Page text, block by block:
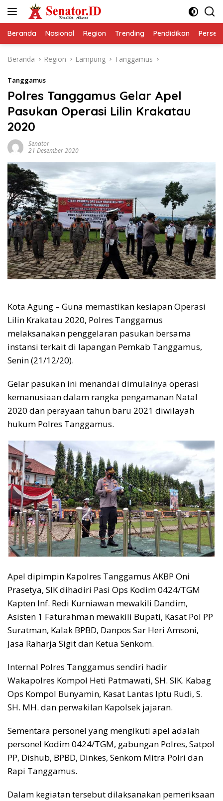
Beranda Nasional Region Trending Pendidikan
Beranda Region Lampung Tanggamus
Tanggamus
Polres Tanggamus Gelar Apel
Pasukan Operasi Lilin Krakatau
2020
Senator
21 Desember 2020
Kota Agung – Guna memastikan kesiapan Operasi
Lilin Krakatau 2020, Polres Tanggamus
melaksanakan penggelaran pasukan bersama
instansi terkait di lapangan Pemkab Tanggamus,
Senin (21/12/20).
Gelar pasukan ini menandai dimulainya operasi
kemanusiaan dalam rangka pengamanan Natal
2020 dan perayaan tahun baru 2021 diwilayah
hukum Polres Tanggamus.
Apel dipimpin Kapolres Tanggamus AKBP Oni
Prasetya, SIK dihadiri Pasi Ops Kodim 0424/TGM
Kapten Inf. Redi Kurniawan mewakili Dandim,
Asisten 1 Faturahman mewakili Bupati, Kasat Pol PP
Suratman, Kalak BPBD, Danpos Sar Heri Amsoni,
Jasa Raharja Sigit dan Ketua Senkom.
Internal Polres Tanggamus sendiri hadir
Wakapolres Kompol Heti Patmawati, SH. SIK. Kabag
Ops Kompol Bunyamin, Kasat Lantas Iptu Rudi, S.
SH. MH. dan perwakilan Kapolsek jajaran.
Sementara personel yang mengikuti apel adalah
personel Kodim 0424/TGM, gabungan Polres, Satpol
PP, Dishub, BPBD, Dinkes, Senkom Mitra Polri dan
Rapi Tanggamus.
Dalam kegiatan tersebut dilaksanakan pemeriksaan